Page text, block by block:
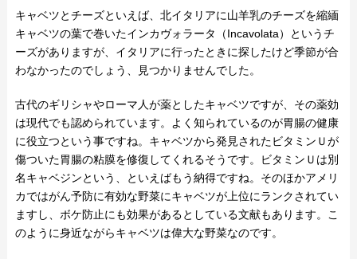
キャベツとチーズといえば、北イタリアに山羊乳のチーズを縮緬
キャベツの葉で巻いたインカヴォラータ（Incavolata）というチ
ーズがありますが、イタリアに行ったときに探したけど季節が合
わなかったのでしょう、見つかりませんでした。
古代のギリシャやローマ人が薬としたキャベツですが、その薬効
は現代でも認められています。よく知られているのが胃腸の健康
に役立つという事ですね。キャベツから発見されたビタミンＵが
傷ついた胃腸の粘膜を修復してくれるそうです。ビタミンＵは別
名キャベジンという、といえばもう納得ですね。そのほかアメリ
カではがん予防に有効な野菜にキャベツが上位にランクされてい
ますし、ボケ防止にも効果があるとしている文献もあります。こ
のように身近ながらキャベツは偉大な野菜なのです。